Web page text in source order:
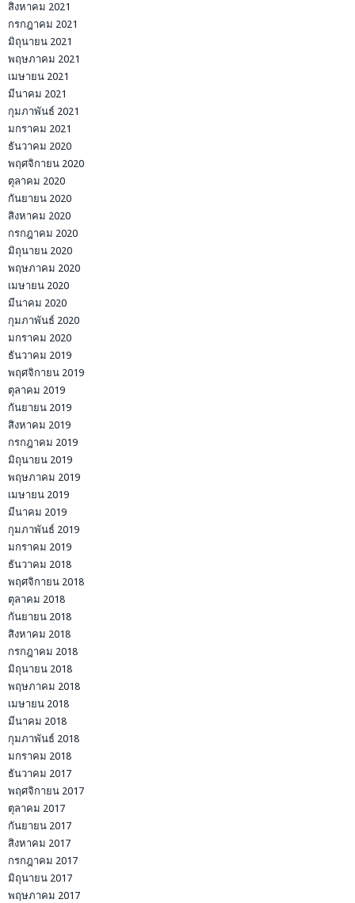
สิงหาคม 2021
กรกฎาคม 2021
มิถุนายน 2021
พฤษภาคม 2021
เมษายน 2021
มีนาคม 2021
กุมภาพันธ์ 2021
มกราคม 2021
ธันวาคม 2020
พฤศจิกายน 2020
ตุลาคม 2020
กันยายน 2020
สิงหาคม 2020
กรกฎาคม 2020
มิถุนายน 2020
พฤษภาคม 2020
เมษายน 2020
มีนาคม 2020
กุมภาพันธ์ 2020
มกราคม 2020
ธันวาคม 2019
พฤศจิกายน 2019
ตุลาคม 2019
กันยายน 2019
สิงหาคม 2019
กรกฎาคม 2019
มิถุนายน 2019
พฤษภาคม 2019
เมษายน 2019
มีนาคม 2019
กุมภาพันธ์ 2019
มกราคม 2019
ธันวาคม 2018
พฤศจิกายน 2018
ตุลาคม 2018
กันยายน 2018
สิงหาคม 2018
กรกฎาคม 2018
มิถุนายน 2018
พฤษภาคม 2018
เมษายน 2018
มีนาคม 2018
กุมภาพันธ์ 2018
มกราคม 2018
ธันวาคม 2017
พฤศจิกายน 2017
ตุลาคม 2017
กันยายน 2017
สิงหาคม 2017
กรกฎาคม 2017
มิถุนายน 2017
พฤษภาคม 2017